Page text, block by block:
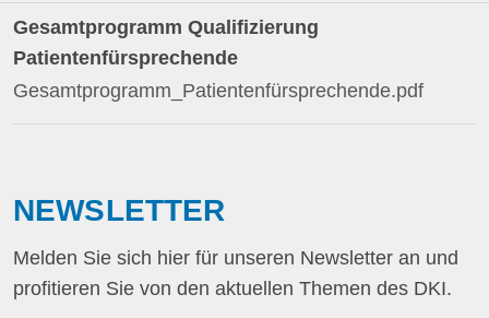
Gesamtprogramm Qualifizierung
Patientenfürsprechende
Gesamtprogramm_Patientenfürsprechende.pdf
NEWSLETTER
Melden Sie sich hier für unseren Newsletter an und
profitieren Sie von den aktuellen Themen des DKI.